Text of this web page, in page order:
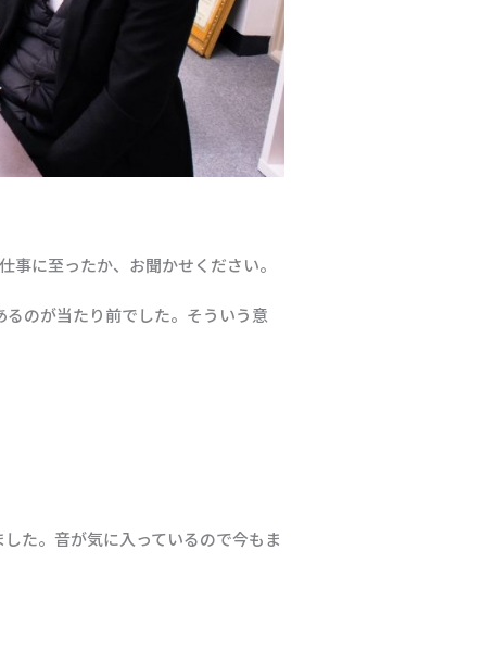
に至ったか、お聞かせください。
のが当たり前でした。そういう意
た。音が気に入っているので今もま